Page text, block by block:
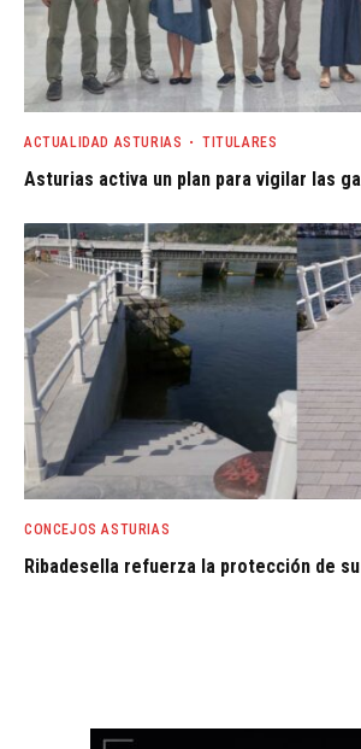
ACTUALIDAD ASTURIAS TITULARES
Asturias activa un plan para vigilar las
CONCEJOS ASTURIAS
Ribadesella refuerza la protección de